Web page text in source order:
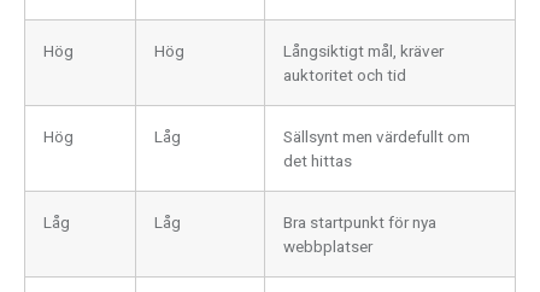
Hög Hög
Långsiktigt mål, kräver
auktoritet och tid
Hög Låg
Sällsynt men värdefullt om
det hittas
Låg Låg
Bra startpunkt för nya
webbplatser